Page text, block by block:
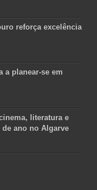
reforça excelência
a planear-se em
literatura e
ano no Algarve